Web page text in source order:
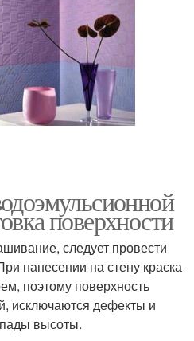
поверхности
следует провести
нанесении на стену краска
поэтому поверхность
исключаются дефекты и
высоты.